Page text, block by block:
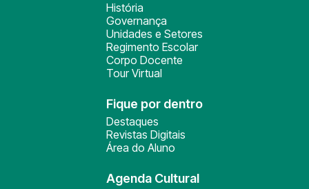
História
Governança
Unidades e Setores
Regimento Escolar
Corpo Docente
Tour Virtual
Fique por dentro
Destaques
Revistas Digitais
Área do Aluno
Agenda Cultural